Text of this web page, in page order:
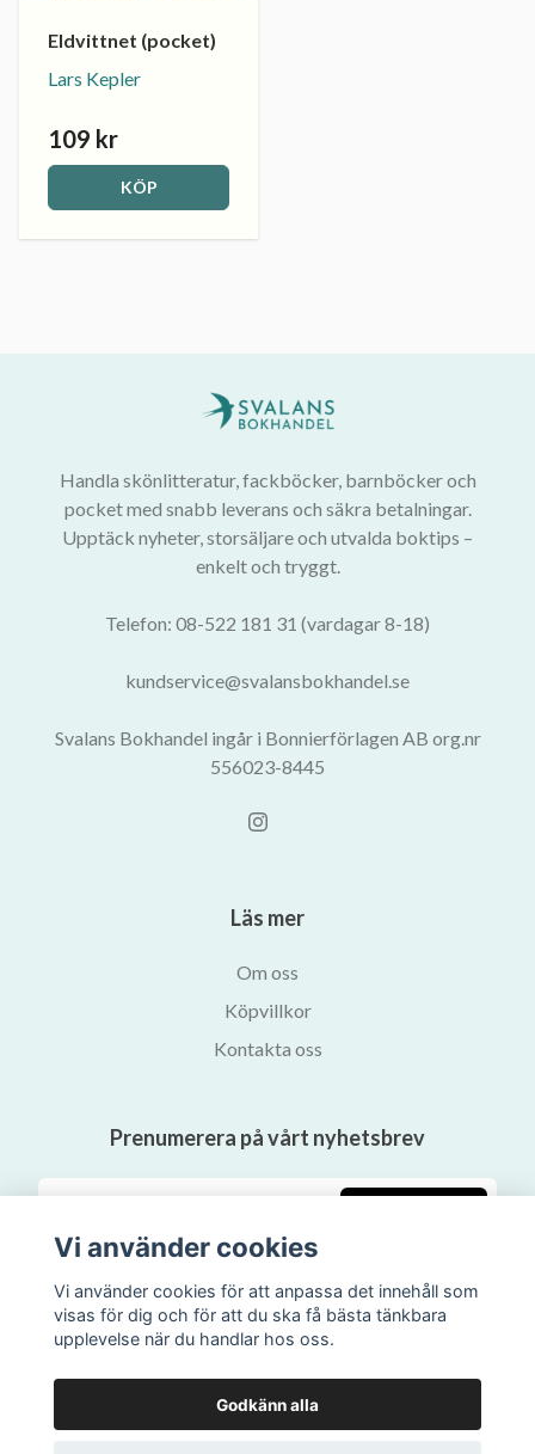
Eldvittnet (pocket)
Lars Kepler
109 kr
KÖP
Handla skönlitteratur, fackböcker, barnböcker och
pocket med snabb leverans och säkra betalningar.
Upptäck nyheter, storsäljare och utvalda boktips –
enkelt och tryggt.
Telefon: 08-522 181 31 (vardagar 8-18)
kundservice@svalansbokhandel.se
Svalans Bokhandel ingår i Bonnierförlagen AB org.nr
556023-8445
Läs mer
Om oss
Köpvillkor
Kontakta oss
Prenumerera på vårt nyhetsbrev
Vi använder cookies
Vi använder cookies för att anpassa det innehåll som
visas för dig och för att du ska få bästa tänkbara
upplevelse när du handlar hos oss.
Godkänn alla